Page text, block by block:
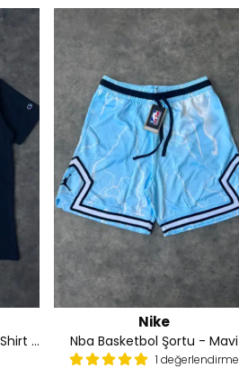
Basic Patch Logo Erkek T-Shirt - Lacivert
Nike
Nba Basketbol Şortu - Mavi
1 değerlendirme